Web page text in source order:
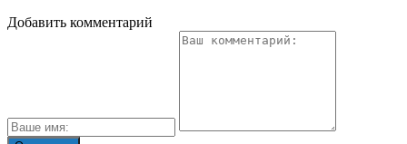
Добавить комментарий